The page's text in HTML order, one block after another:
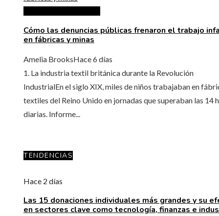
Cómo las denuncias públicas frenaron el trabajo
en fábricas y minas
Amelia BrooksHace 6 días
1. La industria textil británica durante la Revolución
IndustrialEn el siglo XIX, miles de niños trabajaban en
textiles del Reino Unido en jornadas que superaban las 14
diarias. Informe...
TENDENCIAS
Hace 2 días
Las 15 donaciones individuales más grandes y su
en sectores clave como tecnología, finanzas e